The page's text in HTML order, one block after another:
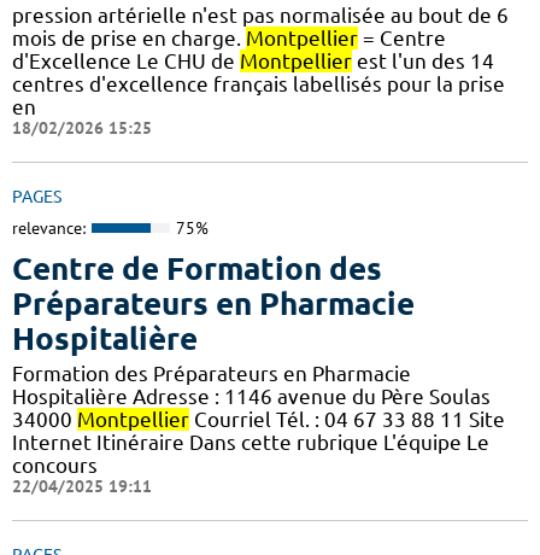
pression artérielle n'est pas normalisée au bout de 6
mois de prise en charge. Montpellier = Centre
d'Excellence Le CHU de Montpellier est l'un des 14
centres d'excellence français labellisés pour la prise
en
18/02/2026 15:25
PAGES
relevance: 75%
Centre de Formation des
Préparateurs en Pharmacie
Hospitalière
Formation des Préparateurs en Pharmacie
Hospitalière Adresse : 1146 avenue du Père Soulas
34000 Montpellier Courriel Tél. : 04 67 33 88 11 Site
Internet Itinéraire Dans cette rubrique L'équipe Le
concours
22/04/2025 19:11